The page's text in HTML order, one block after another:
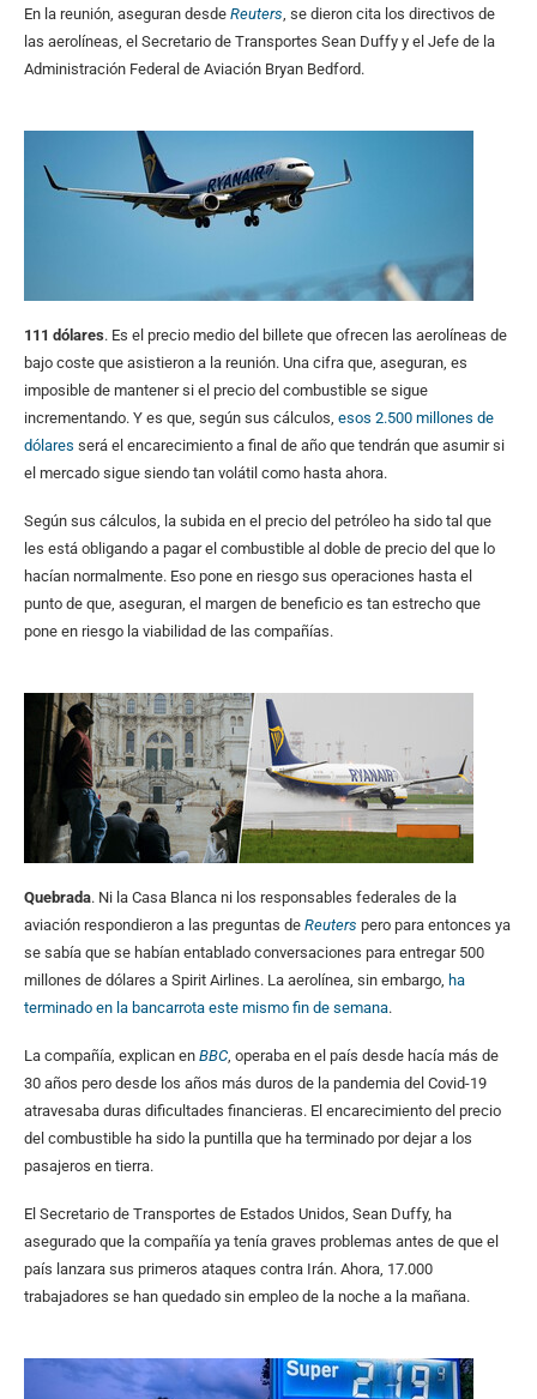
En la reunión, aseguran desde Reuters , se dieron cita los directivos de
las aerolíneas, el Secretario de Transportes Sean Duffy y el Jefe de la
Administración Federal de Aviación Bryan Bedford.
111 dólares. Es el precio medio del billete que ofrecen las aerolíneas de
bajo coste que asistieron a la reunión. Una cifra que, aseguran, es
imposible de mantener si el precio del combustible se sigue
incrementando. Y es que, según sus cálculos, esos 2.500 millones de
dólares será el encarecimiento a final de año que tendrán que asumir si
el mercado sigue siendo tan volátil como hasta ahora.
Según sus cálculos, la subida en el precio del petróleo ha sido tal que
les está obligando a pagar el combustible al doble de precio del que lo
hacían normalmente. Eso pone en riesgo sus operaciones hasta el
punto de que, aseguran, el margen de beneficio es tan estrecho que
pone en riesgo la viabilidad de las compañías.
Quebrada. Ni la Casa Blanca ni los responsables federales de la
aviación respondieron a las preguntas de Reuters pero para entonces ya
se sabía que se habían entablado conversaciones para entregar 500
millones de dólares a Spirit Airlines. La aerolínea, sin embargo, ha
terminado en la bancarrota este mismo fin de semana.
La compañía, explican en BBC , operaba en el país desde hacía más de
30 años pero desde los años más duros de la pandemia del Covid-19
atravesaba duras dificultades financieras. El encarecimiento del precio
del combustible ha sido la puntilla que ha terminado por dejar a los
pasajeros en tierra.
El Secretario de Transportes de Estados Unidos, Sean Duffy, ha
asegurado que la compañía ya tenía graves problemas antes de que el
país lanzara sus primeros ataques contra Irán. Ahora, 17.000
trabajadores se han quedado sin empleo de la noche a la mañana.